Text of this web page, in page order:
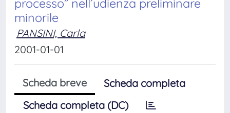
processo” nell’udienza preliminare
minorile
PANSINI, Carla
2001-01-01
Scheda breve
Scheda completa
Scheda completa (DC)